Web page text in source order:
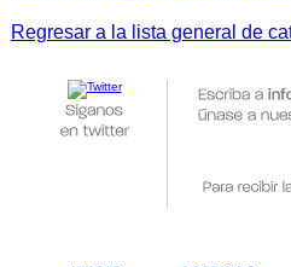
Regresar a la lista general de